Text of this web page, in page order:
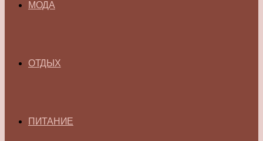
МОДА
ОТДЫХ
ПИТАНИЕ